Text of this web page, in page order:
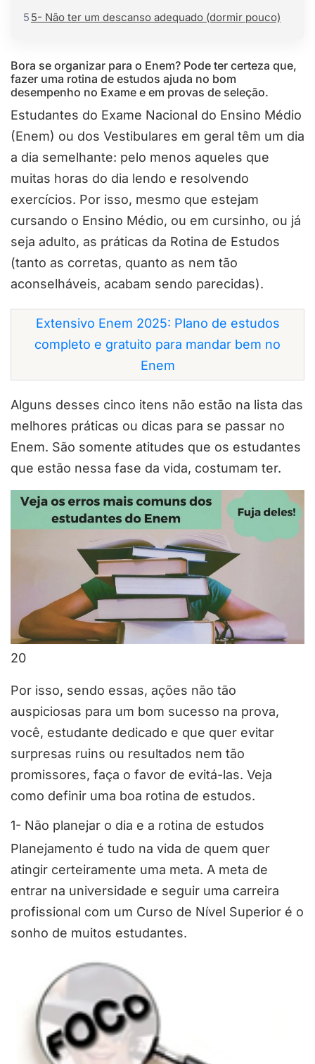
5 5- Não ter um descanso adequado (dormir pouco)
Bora se organizar para o Enem? Pode ter certeza que,
fazer uma rotina de estudos ajuda no bom
desempenho no Exame e em provas de seleção.
Estudantes do Exame Nacional do Ensino Médio
(Enem) ou dos Vestibulares em geral têm um dia
a dia semelhante: pelo menos aqueles que
muitas horas do dia lendo e resolvendo
exercícios. Por isso, mesmo que estejam
cursando o Ensino Médio, ou em cursinho, ou já
seja adulto, as práticas da Rotina de Estudos
(tanto as corretas, quanto as nem tão
aconselháveis, acabam sendo parecidas).
Extensivo Enem 2025: Plano de estudos
completo e gratuito para mandar bem no
Enem
Alguns desses cinco itens não estão na lista das
melhores práticas ou dicas para se passar no
Enem. São somente atitudes que os estudantes
que estão nessa fase da vida, costumam ter.
20
Por isso, sendo essas, ações não tão
auspiciosas para um bom sucesso na prova,
você, estudante dedicado e que quer evitar
surpresas ruins ou resultados nem tão
promissores, faça o favor de evitá-las. Veja
como definir uma boa rotina de estudos.
1- Não planejar o dia e a rotina de estudos
Planejamento é tudo na vida de quem quer
atingir certeiramente uma meta. A meta de
entrar na universidade e seguir uma carreira
profissional com um Curso de Nível Superior é o
sonho de muitos estudantes.